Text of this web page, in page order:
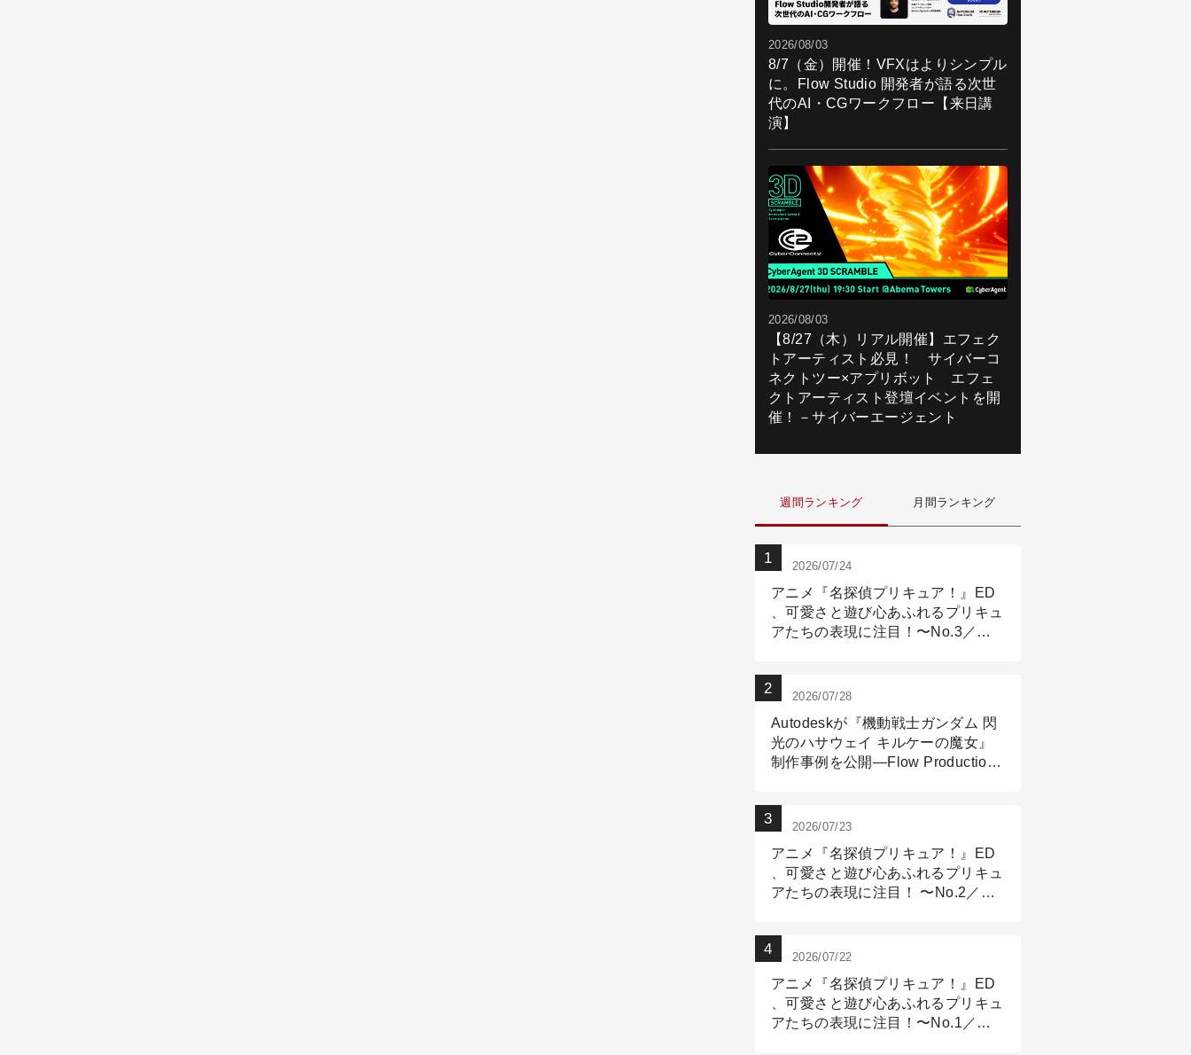
2026/08/03
8/7（金）開催！VFXはよりシンプル
に。Flow Studio 開発者が語る次世
代のAI・CGワークフロー【来日講
演】
2026/08/03
【8/27（木）リアル開催】エフェク
トアーティスト必見！ サイバーコ
ネクトツー×アプリボット エフェ
クトアーティスト登壇イベントを開
催！－サイバーエージェント
週間ランキング 月間ランキング
2026/07/24
アニメ『名探偵プリキュア！』ED
、可愛さと遊び心あふれるプリキュ
アたちの表現に注目！〜No.3／ア
2026/07/28
Autodeskが『機動戦士ガンダム 閃
光のハサウェイ キルケーの魔女』
制作事例を公開―Flow Production
2026/07/23
アニメ『名探偵プリキュア！』ED
、可愛さと遊び心あふれるプリキュ
アたちの表現に注目！ 〜No.2／モ
2026/07/22
アニメ『名探偵プリキュア！』ED
、可愛さと遊び心あふれるプリキュ
アたちの表現に注目！〜No.1／演